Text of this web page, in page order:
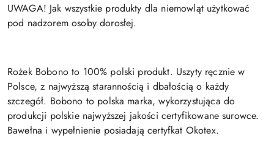
UWAGA! Jak wszystkie produkty dla niemowląt użytkować
pod nadzorem osoby dorosłej.
Rożek Bobono to 100% polski produkt. Uszyty ręcznie w
Polsce, z najwyższą starannością i dbałością o każdy
szczegół. Bobono to polska marka, wykorzystująca do
produkcji polskie najwyższej jakości certyfikowane surowce.
Bawełna i wypełnienie posiadają certyfkat Okotex.